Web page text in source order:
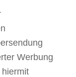
Werbung